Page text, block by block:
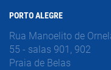
PORTO ALEGRE
Rua Manoelito de
55 - salas 901, 902
Praia de Belas